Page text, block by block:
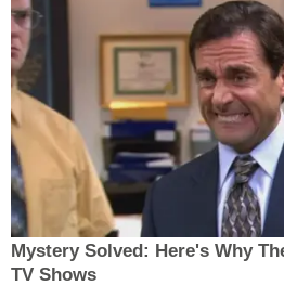
Mystery Solved: Here's Why
TV Shows